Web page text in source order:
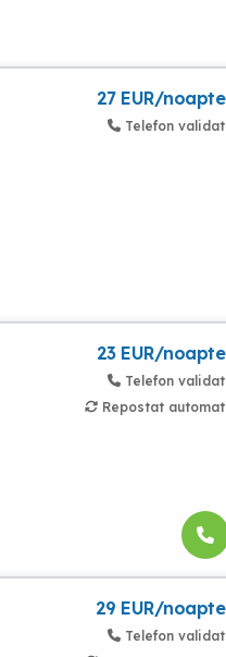
27 EUR/noapte
Telefon validat
23 EUR/noapte
Telefon validat
Repostat automat
29 EUR/noapte
Telefon validat